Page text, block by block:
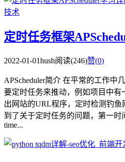
定时任务框架
2022-01-01hush阅读(246)赞(0)
APScheduler简介 在平常的工作中
要定时任务来推动，例如项目中
出网站的URL程序，定时检测钓
到了关于定时任务的问题，第一时
time...